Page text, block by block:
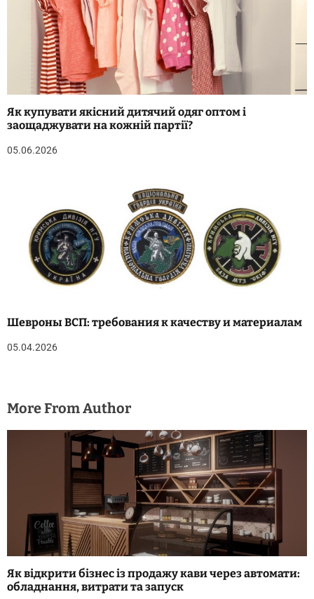
Як купувати якісний дитячий одяг оптом і
заощаджувати на кожній партії?
05.06.2026
Шевроны ВСП: требования к качеству и материалам
05.04.2026
More From Author
Як відкрити бізнес із продажу кави через автомати:
обладнання, витрати та запуск